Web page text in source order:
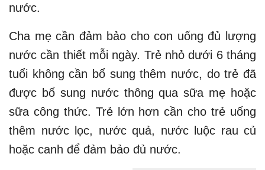
nước.
Cha mẹ cần đảm bảo cho con uống đủ lượng
nước cần thiết mỗi ngày. Trẻ nhỏ dưới 6 tháng
tuổi không cần bổ sung thêm nước, do trẻ đã
được bổ sung nước thông qua sữa mẹ hoặc
sữa công thức. Trẻ lớn hơn cần cho trẻ uống
thêm nước lọc, nước quả, nước luộc rau củ
hoặc canh để đảm bảo đủ nước.